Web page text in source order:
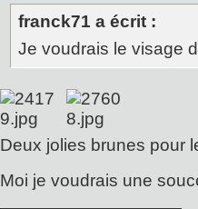
franck71 a écrit :
Je voudrais le visage
Deux jolies brunes pour
Moi je voudrais une